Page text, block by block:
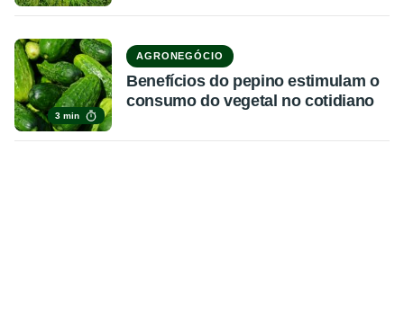
3 min
AGRONEGÓCIO
Benefícios do pepino estimulam o
consumo do vegetal no cotidiano